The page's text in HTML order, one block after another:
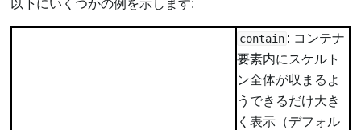
以下にいくつかの例を示します:
contain : コンテナ
要素内にスケルト
ン全体が収まるよ
うできるだけ大き
く表示（デフォル